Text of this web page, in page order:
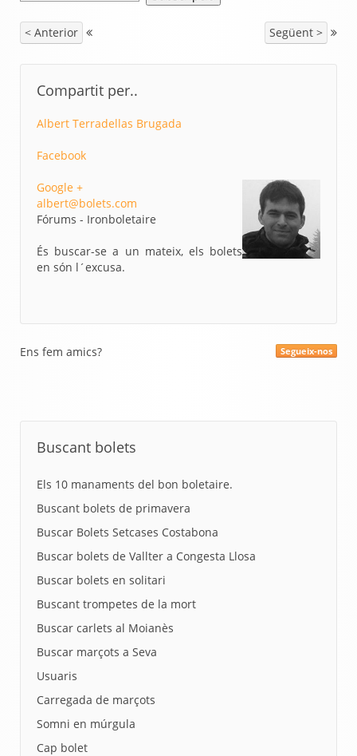
< Anterior Següent >
Compartit per..
Albert Terradellas Brugada
Facebook
Google +
albert@bolets.com
Fórums - Ironboletaire
És buscar-se a un mateix, els bolets
en són l´excusa.
Segueix-nos
Ens fem amics?
Buscant bolets
Els 10 manaments del bon boletaire.
Buscant bolets de primavera
Buscar Bolets Setcases Costabona
Buscar bolets de Vallter a Congesta Llosa
Buscar bolets en solitari
Buscant trompetes de la mort
Buscar carlets al Moianès
Buscar marçots a Seva
Usuaris
Carregada de marçots
Somni en múrgula
Cap bolet